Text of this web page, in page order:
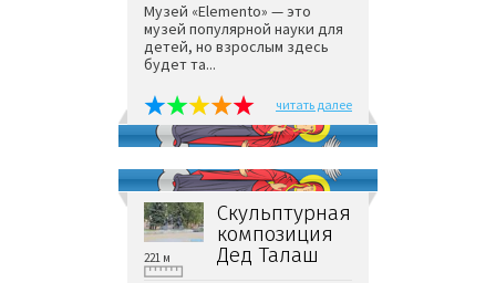
Музей «Elemento» — это
музей популярной науки для
детей, но взрослым здесь
будет та...
читать далее
Скульптурная
композиция
Дед Талаш
221 м